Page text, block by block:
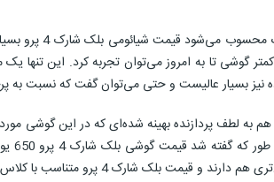
4 پرو متناسب با کلاس گیمینگ‌ شیائومی است.